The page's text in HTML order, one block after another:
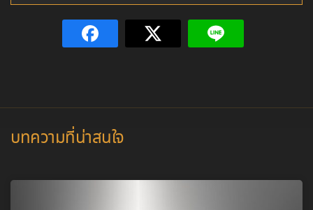
บทความที่น่าสนใจ